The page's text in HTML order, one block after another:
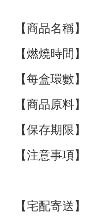
【商品名稱
【燃燒時間
【每盒環數
【商品原料
【保存期限
【注意事項
【宅配寄送】